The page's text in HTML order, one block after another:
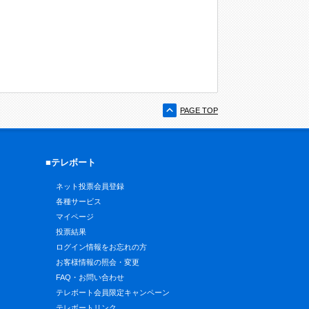
PAGE TOP
■テレボート
ネット投票会員登録
各種サービス
マイページ
投票結果
ログイン情報をお忘れの方
お客様情報の照会・変更
FAQ・お問い合わせ
テレボート会員限定キャンペーン